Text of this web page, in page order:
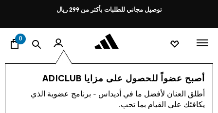
Pause
rotation
توصيل مجاني للطلبات بأكثر من 299 ريال
0
أصبح عضواً للحصول على مزايا ADICLUB
أطلق العنان لأفضل ما في أديداس - برنامج عضوية الذي
يكافئك على القيام بما تحب.
الأطفال أحذية
-40%
4.7 (40)